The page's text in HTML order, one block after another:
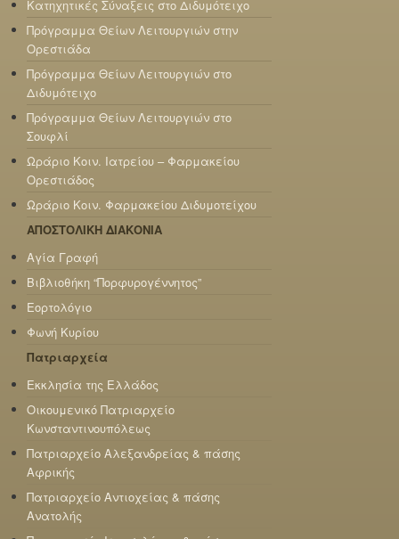
Κατηχητικές Σύναξεις στο Διδυμότειχο
Πρόγραμμα Θείων Λειτουργιών στην
Ορεστιάδα
Πρόγραμμα Θείων Λειτουργιών στο
Διδυμότειχο
Πρόγραμμα Θείων Λειτουργιών στο
Σουφλί
Ωράριο Κοιν. Ιατρείου – Φαρμακείου
Ορεστιάδος
Ωράριο Κοιν. Φαρμακείου Διδυμοτείχου
ΑΠΟΣΤΟΛΙΚΗ ΔΙΑΚΟΝΙΑ
Αγία Γραφή
Βιβλιοθήκη “Πορφυρογέννητος”
Εορτολόγιο
Φωνή Κυρίου
Πατριαρχεία
Εκκλησία της Ελλάδος
Οικουμενικό Πατριαρχείο
Κωνσταντινουπόλεως
Πατριαρχείο Αλεξανδρείας & πάσης
Αφρικής
Πατριαρχείο Αντιοχείας & πάσης
Ανατολής